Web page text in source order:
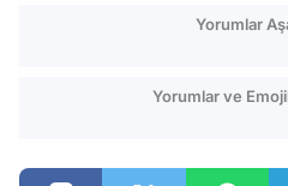
Yorumlar
Yorumlar ve